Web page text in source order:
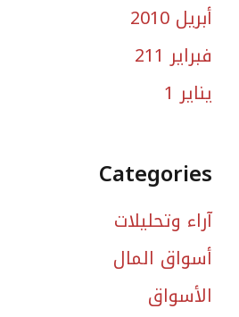
أبريل 2010
فبراير 211
يناير 1
Categories
آراء وتحليلات
أسواق المال
الأسواق